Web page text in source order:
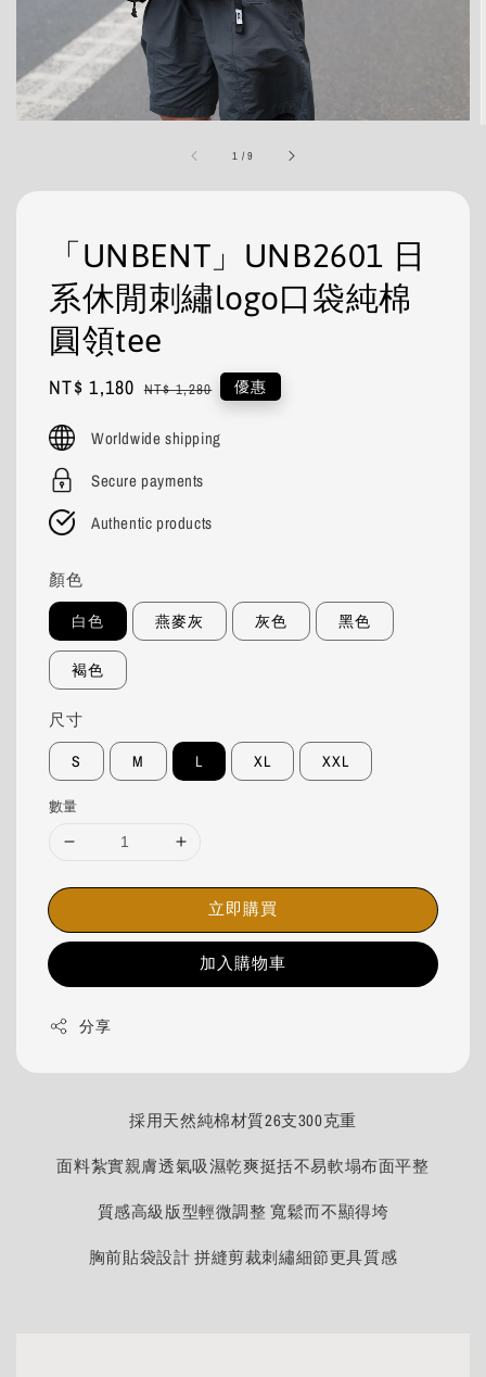
1 /9
「UNBENT」UNB2601 日
系休閒刺繡logo口袋純棉
圓領tee
Sale
NT$ 1,180 Regular
NT$ 1,280 優惠
Worldwide shipping
Secure payments
Authentic products
顏色
白色 燕麥灰 灰色 黑色
褐色
尺寸
S M L XL XXL
數量
立即購買
加入購物車
分享
採用天然純棉材質26支300克重
面料紮實親膚透氣吸濕乾爽挺括不易軟塌布面平整
質感高級版型輕微調整 寬鬆而不顯得垮
胸前貼袋設計 拼縫剪裁刺繡細節更具質感